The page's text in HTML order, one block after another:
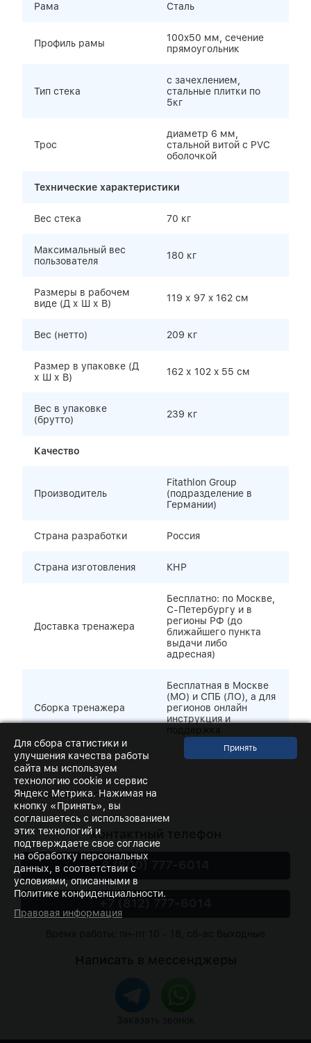
Рама Сталь
Профиль рамы
100x50 мм, сечение
прямоугольник
Тип стека
с зачехлением,
стальные плитки по
5кг
Трос
диаметр 6 мм,
стальной витой с PVC
оболочкой
Технические характеристики
Вес стека 70 кг
Максимальный вес
пользователя
180 кг
Размеры в рабочем
виде (Д х Ш х В)
119 х 97 x 162 см
Вес (нетто) 209 кг
Размер в упаковке (Д
х Ш х В)
162 х 102 x 55 см
Вес в упаковке
(брутто)
239 кг
Качество
Производитель
Fitathlon Group
(подразделение в
Германии)
Страна разработки Россия
Страна изготовления КНР
Доставка тренажера
Бесплатно: по Москве,
С-Петербургу и в
регионы РФ (до
ближайшего пункта
выдачи либо
адресная)
Сборка тренажера
Бесплатная в Москве
(МО) и СПБ (ЛО), а для
регионов онлайн
инструкция и
Категории:пресс-машины
Контактный телефон
8 (800) 777-6014
+7 (812) 777-6014
Для сбора статистики и
улучшения качества работы
сайта мы используем
технологию cookie и сервис
Яндекс Метрика. Нажимая на
кнопку «Принять», вы
соглашаетесь с использованием
этих технологий и
подтверждаете свое согласие
на обработку персональных
данных, в соответствии с
условиями, описанными в
Политике конфиденциальности.
Правовая информация